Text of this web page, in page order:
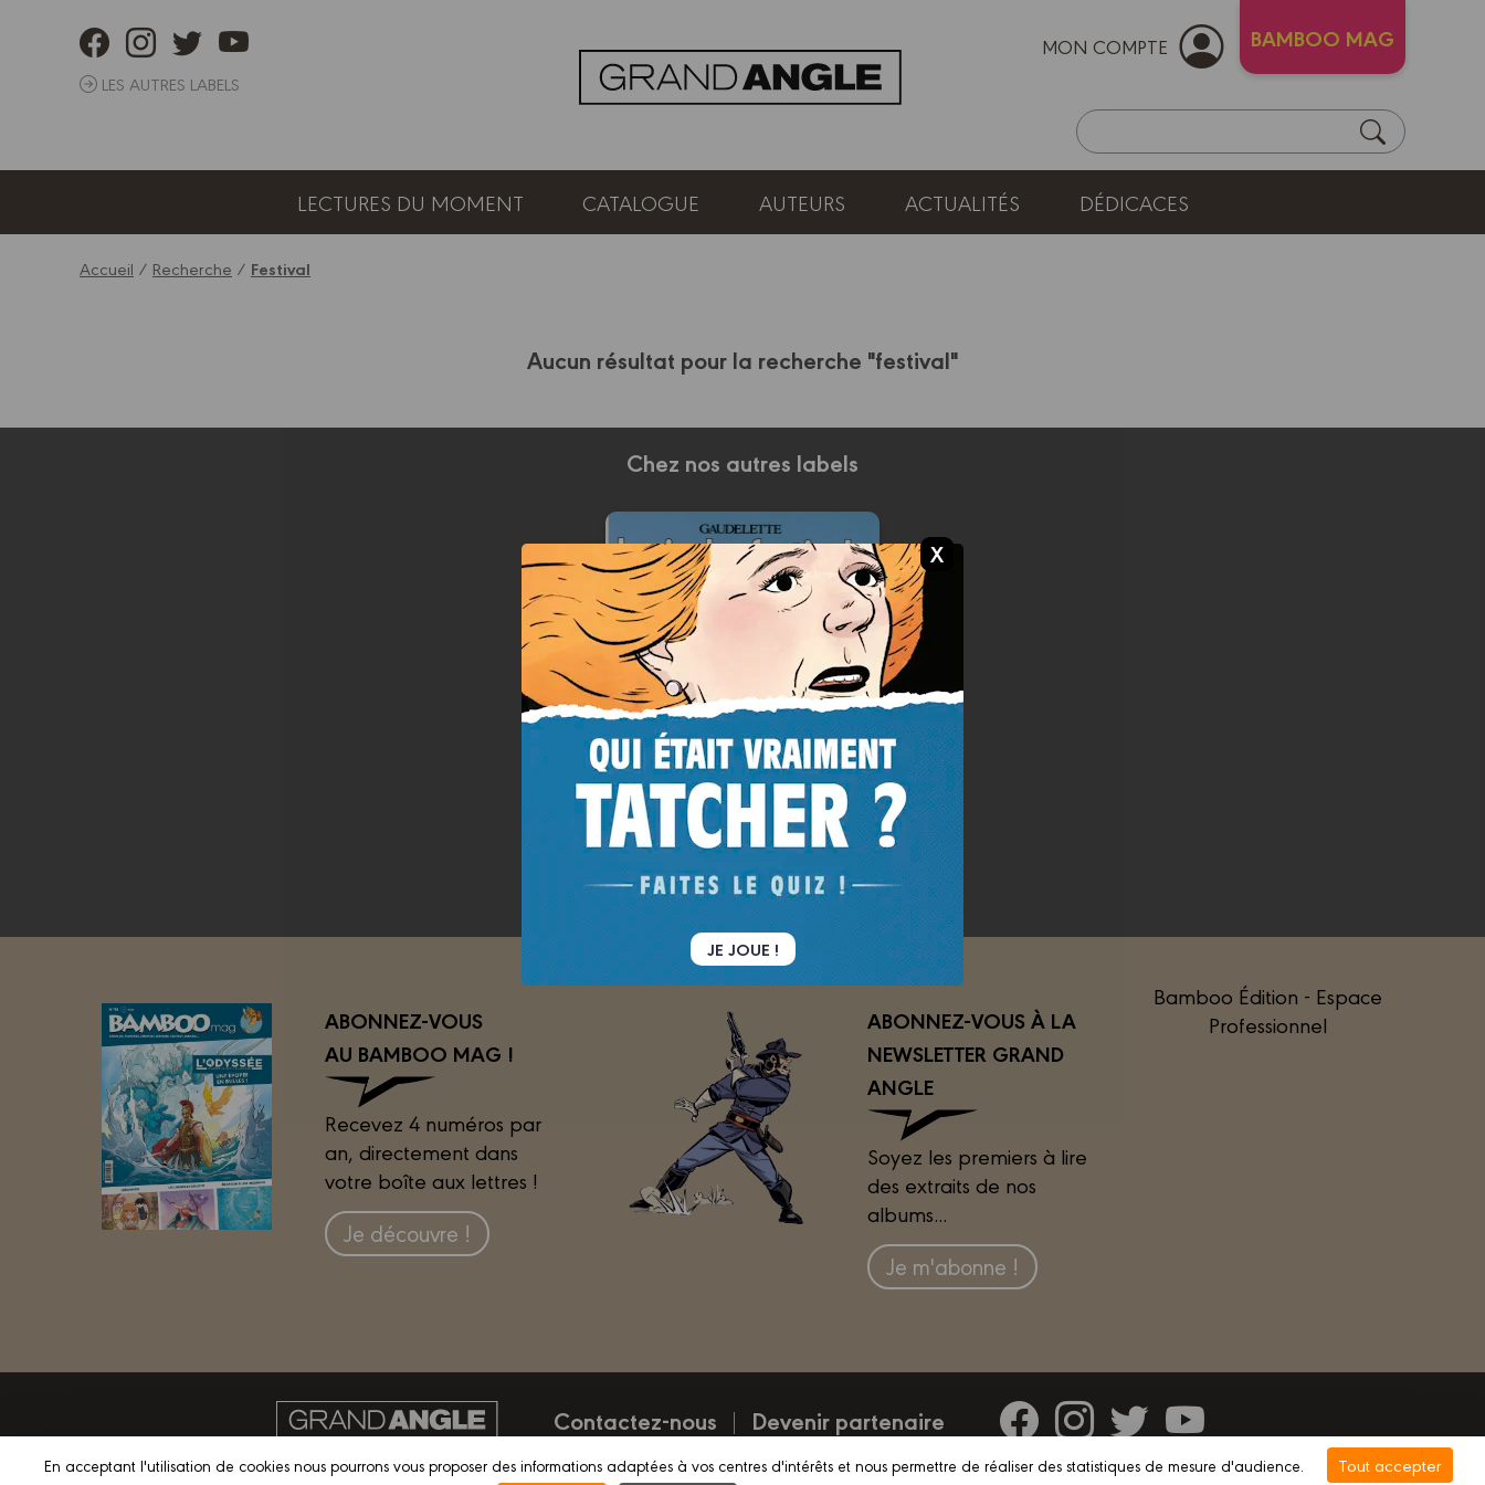
LES AUTRES LABELS
MON COMPTE BAMBOO MAG
LECTURES DU MOMENT CATALOGUE AUTEURS ACTUALITÉS DÉDICACES
Accueil / Recherche / Festival
Aucun résultat pour la recherche "festival"
Chez nos autres labels
La Vie des
festivals
Date de parution :
17/01/2001
La vie d'auteur de bande
dessinée, c'est pas facile facile,
surtout quand on s'appelle
GAUDELETTE…
En voir +
ABONNEZ-VOUS
AU BAMBOO MAG !
Recevez 4 numéros par
an, directement dans
votre boîte aux lettres !
Je découvre !
ABONNEZ-VOUS À LA
NEWSLETTER GRAND
ANGLE
Soyez les premiers à lire
des extraits de nos
albums...
Je m'abonne !
Bamboo Édition - Espace
Professionnel
Contactez-nous Devenir partenaire
JE JOUE !
En acceptant l'utilisation de cookies nous pourrons vous proposer des informations adaptées à vos centres d'intérêts et nous permettre de réaliser des statistiques de mesure d'audience. Tout accepter